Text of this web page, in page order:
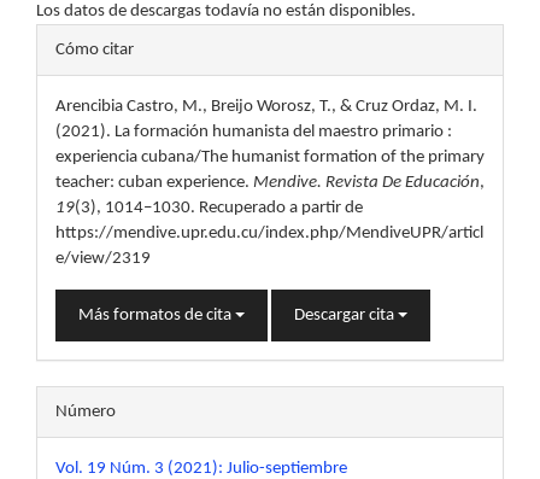
Los datos de descargas todavía no están disponibles.
Detalles
del
artículo
Cómo citar
Arencibia Castro, M., Breijo Worosz, T., & Cruz Ordaz, M. I.
(2021). La formación humanista del maestro primario :
experiencia cubana/The humanist formation of the primary
teacher: cuban experience. Mendive. Revista De Educación,
19(3), 1014–1030. Recuperado a partir de
https://mendive.upr.edu.cu/index.php/MendiveUPR/articl
e/view/2319
Más formatos de cita Descargar cita
Número
Vol. 19 Núm. 3 (2021): Julio-septiembre